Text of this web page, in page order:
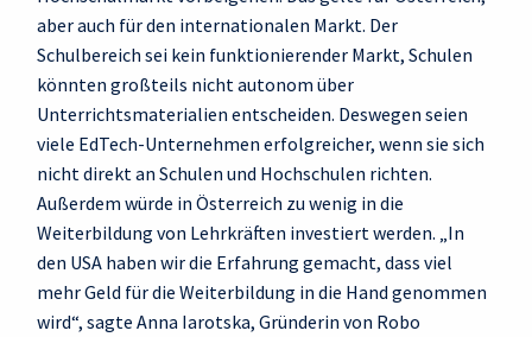
aber auch für den internationalen Markt. Der
Schulbereich sei kein funktionierender Markt, Schulen
könnten großteils nicht autonom über
Unterrichtsmaterialien entscheiden. Deswegen seien
viele EdTech-Unternehmen erfolgreicher, wenn sie sich
nicht direkt an Schulen und Hochschulen richten.
Außerdem würde in Österreich zu wenig in die
Weiterbildung von Lehrkräften investiert werden. „In
den USA haben wir die Erfahrung gemacht, dass viel
mehr Geld für die Weiterbildung in die Hand genommen
wird“, sagte Anna Iarotska, Gründerin von Robo